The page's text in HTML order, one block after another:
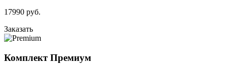
17990 руб.
Заказать
КомплектПремиум